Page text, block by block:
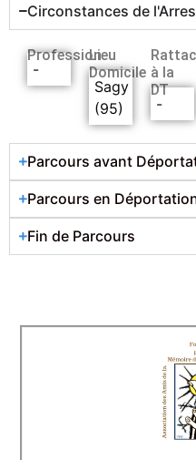
Circonstances de
Profession
-
Lieu
Domicile
Sagy
(95)
à la
DT
-
Parcours avant
Parcours en
Fin de Parcours